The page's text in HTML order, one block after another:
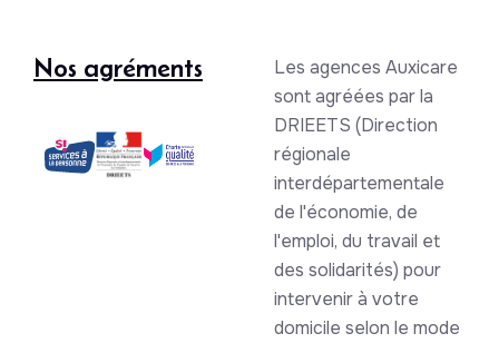
Nos agréments
Les agences Auxicare
sont agréées par la
DRIEETS (Direction
régionale
interdépartementale
de l'économie, de
l'emploi, du travail et
des solidarités) pour
intervenir à votre
domicile selon le mode